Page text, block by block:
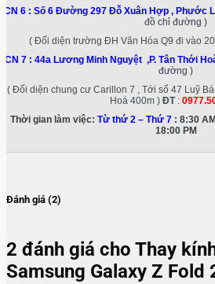
CN 6 : Số 6 Đường 297 Đỗ Xuân Hợp , Phước
đồ chỉ đường )
( Đối diện trường ĐH Văn Hóa Q9 đi vào
CN 7 : 44a Lương Minh Nguyệt ,P. Tân Thới
đường )
( Đối diện chung cư Carillon 7 , Tới số 47 Luỹ
Hoá 400m ) ĐT:
Thời gian làm việc: Từ thứ 2 – Thứ 7: 8:30
18:00 PM
Đánh giá (2)
2 đánh giá cho Thay
Samsung Galaxy Z Fold